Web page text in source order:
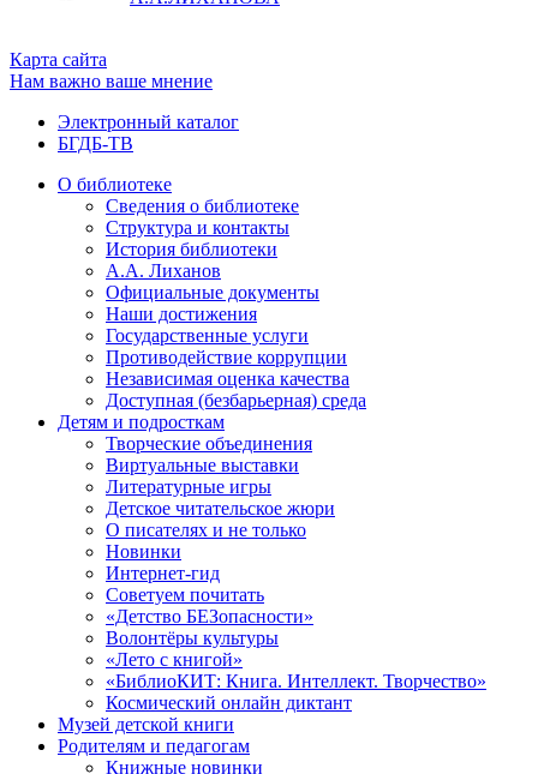
Карта сайта
Нам важно ваше мнение
Электронный каталог
БГДБ-ТВ
О библиотеке
Сведения о библиотеке
Структура и контакты
История библиотеки
А.А. Лиханов
Официальные документы
Наши достижения
Государственные услуги
Противодействие коррупции
Независимая оценка качества
Доступная (безбарьерная) среда
Детям и подросткам
Творческие объединения
Виртуальные выставки
Литературные игры
Детское читательское жюри
О писателях и не только
Новинки
Интернет-гид
Советуем почитать
«Детство БЕЗопасности»
Волонтёры культуры
«Лето с книгой»
«БиблиоКИТ: Книга. Интеллект. Творчество»
Космический онлайн диктант
Музей детской книги
Родителям и педагогам
Книжные новинки